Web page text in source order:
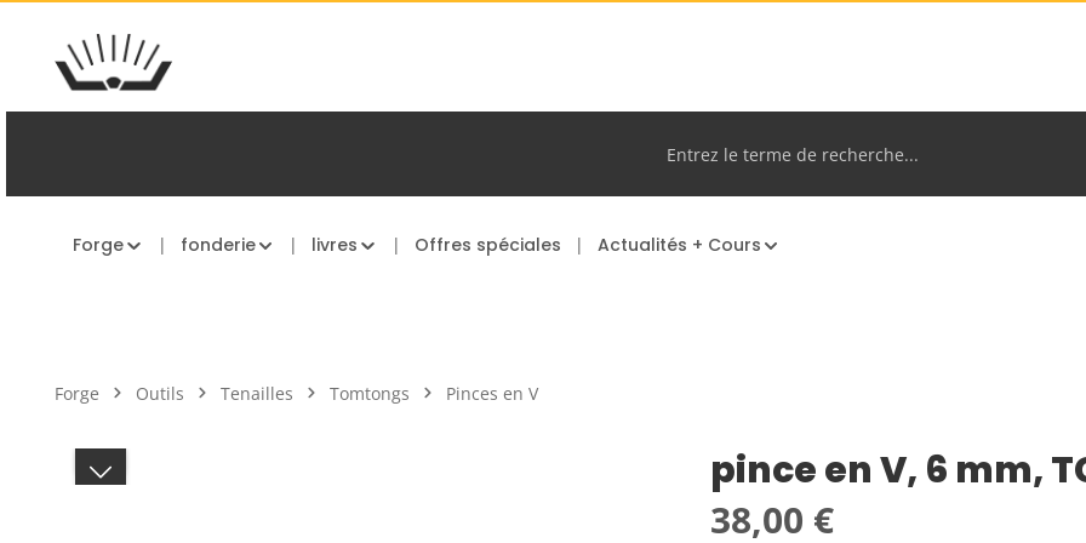
au contenu principal
Passer à la navigation principale
Forge fonderie livres Offres spéciales Actualités + Cours
Forge Outils Tenailles Tomtongs Pinces en V
Ignorer la galerie d'images pince en V, 6 mm,
Prix régulier :
38,00 €